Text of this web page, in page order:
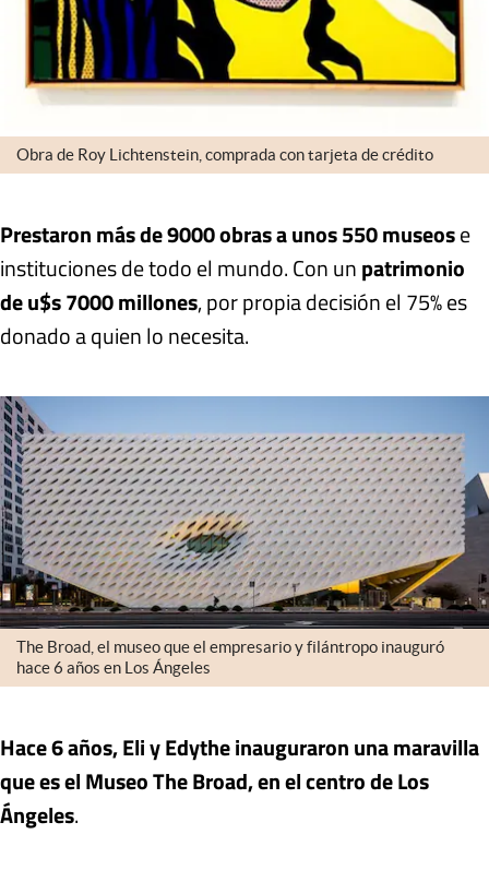
Obra de Roy Lichtenstein, comprada con tarjeta de crédito
Prestaron más de 9000 obras a unos 550 museose
instituciones de todo el mundo. Con unpatrimonio
de u$s 7000 millones, por propia decisión el 75% es
donado a quien lo necesita.
The Broad, el museo que el empresario y filántropo inauguró
hace 6 años en Los Ángeles
Hace 6 años, Eli y Edythe inauguraron una maravilla
que es el Museo The Broad, en el centro de Los
Ángeles.